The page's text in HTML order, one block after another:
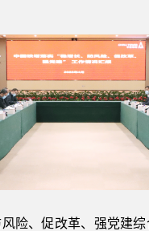
险、促改革、强党建